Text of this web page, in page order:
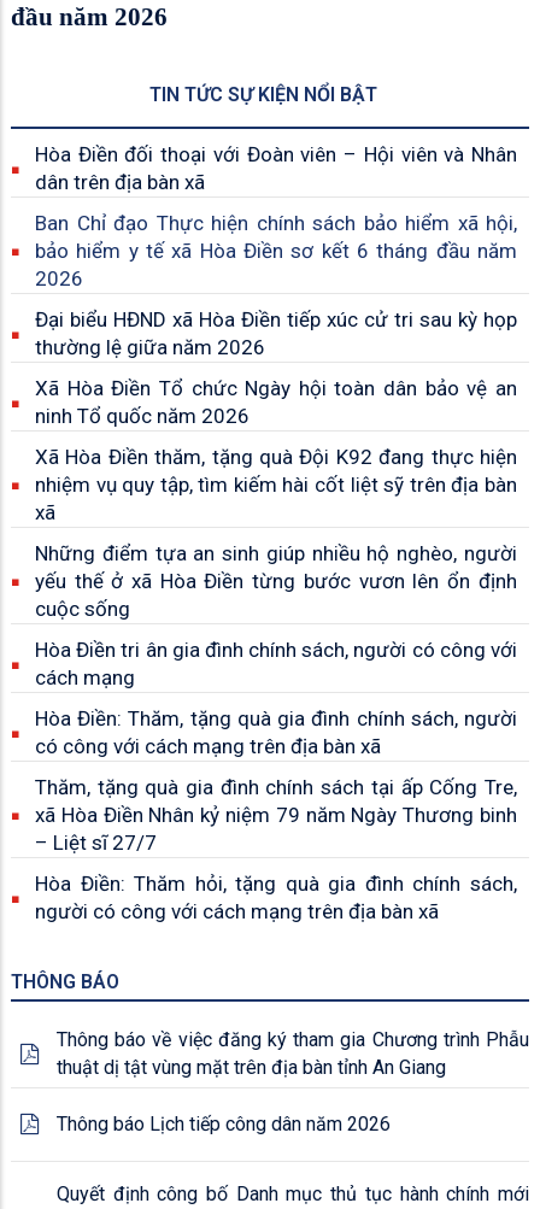
đầu năm 2026
TIN TỨC SỰ KIỆN NỔI BẬT
Hòa Điền đối thoại với Đoàn viên – Hội viên và Nhân
dân trên địa bàn xã
Ban Chỉ đạo Thực hiện chính sách bảo hiểm xã hội,
bảo hiểm y tế xã Hòa Điền sơ kết 6 tháng đầu năm
2026
Đại biểu HĐND xã Hòa Điền tiếp xúc cử tri sau kỳ họp
thường lệ giữa năm 2026
Xã Hòa Điền Tổ chức Ngày hội toàn dân bảo vệ an
ninh Tổ quốc năm 2026
Xã Hòa Điền thăm, tặng quà Đội K92 đang thực hiện
nhiệm vụ quy tập, tìm kiếm hài cốt liệt sỹ trên địa bàn
xã
Những điểm tựa an sinh giúp nhiều hộ nghèo, người
yếu thế ở xã Hòa Điền từng bước vươn lên ổn định
cuộc sống
Hòa Điền tri ân gia đình chính sách, người có công với
cách mạng
Hòa Điền: Thăm, tặng quà gia đình chính sách, người
có công với cách mạng trên địa bàn xã
Thăm, tặng quà gia đình chính sách tại ấp Cống Tre,
xã Hòa Điền Nhân kỷ niệm 79 năm Ngày Thương binh
– Liệt sĩ 27/7
Hòa Điền: Thăm hỏi, tặng quà gia đình chính sách,
người có công với cách mạng trên địa bàn xã
THÔNG BÁO
Thông báo về việc đăng ký tham gia Chương trình Phẫu
thuật dị tật vùng mặt trên địa bàn tỉnh An Giang
Thông báo Lịch tiếp công dân năm 2026
Quyết định công bố Danh mục thủ tục hành chính mới